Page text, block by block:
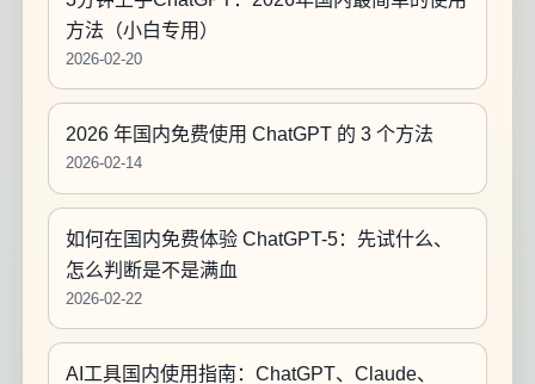
方法（小白专用）
2026-02-20
2026 年国内免费使用 ChatGPT 的 3 个方法
2026-02-14
如何在国内免费体验 ChatGPT-5：先试什么、
怎么判断是不是满血
2026-02-22
AI工具国内使用指南：ChatGPT、Claude、